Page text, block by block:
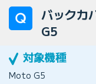
バックカ
G5
Moto G5